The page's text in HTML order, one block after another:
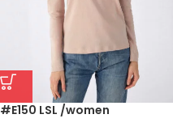
#E150 LSL /women